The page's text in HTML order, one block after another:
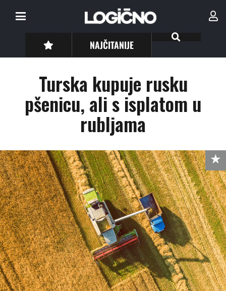
NAJČITANIJE
Turska kupuje rusku
pšenicu, ali s isplatom u
rubljama